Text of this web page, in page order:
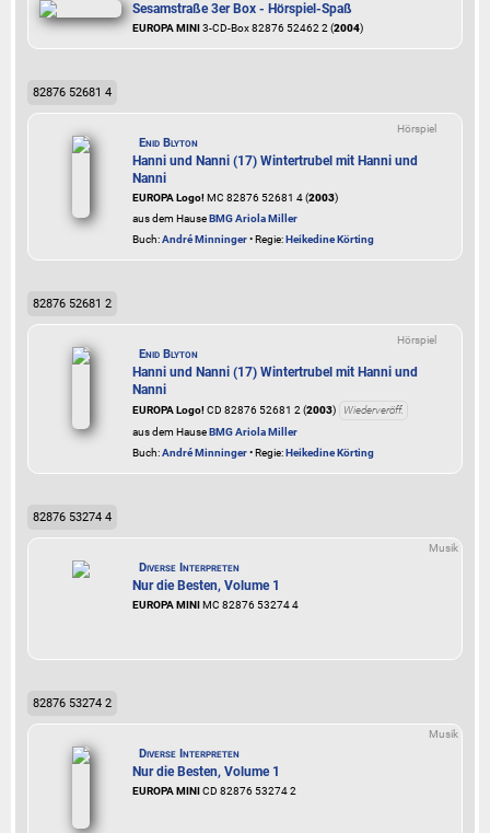
Sesamstraße 3er Box - Hörspiel-Spaß
EUROPA MINI3-CD-Box 82876 52462 2 (2004)
82876 52681 4
Hörspiel
Enid Blyton
Hanni und Nanni (17) Wintertrubel mit Hanni und
Nanni
EUROPA Logo!MC 82876 52681 4 (2003)
aus dem HauseBMG Ariola Miller
Buch:André Minninger• Regie:Heikedine Körting
82876 52681 2
Hörspiel
Enid Blyton
Hanni und Nanni (17) Wintertrubel mit Hanni und
Nanni
EUROPA Logo!CD 82876 52681 2 (2003)
Wiederveröff.
aus dem HauseBMG Ariola Miller
Buch:André Minninger• Regie:Heikedine Körting
82876 53274 4
Musik
Diverse Interpreten
Nur die Besten, Volume 1
EUROPA MINIMC 82876 53274 4
82876 53274 2
Musik
Diverse Interpreten
Nur die Besten, Volume 1
EUROPA MINICD 82876 53274 2